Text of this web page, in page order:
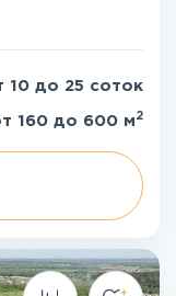
10 до 25 соток
160 до 600 м 2